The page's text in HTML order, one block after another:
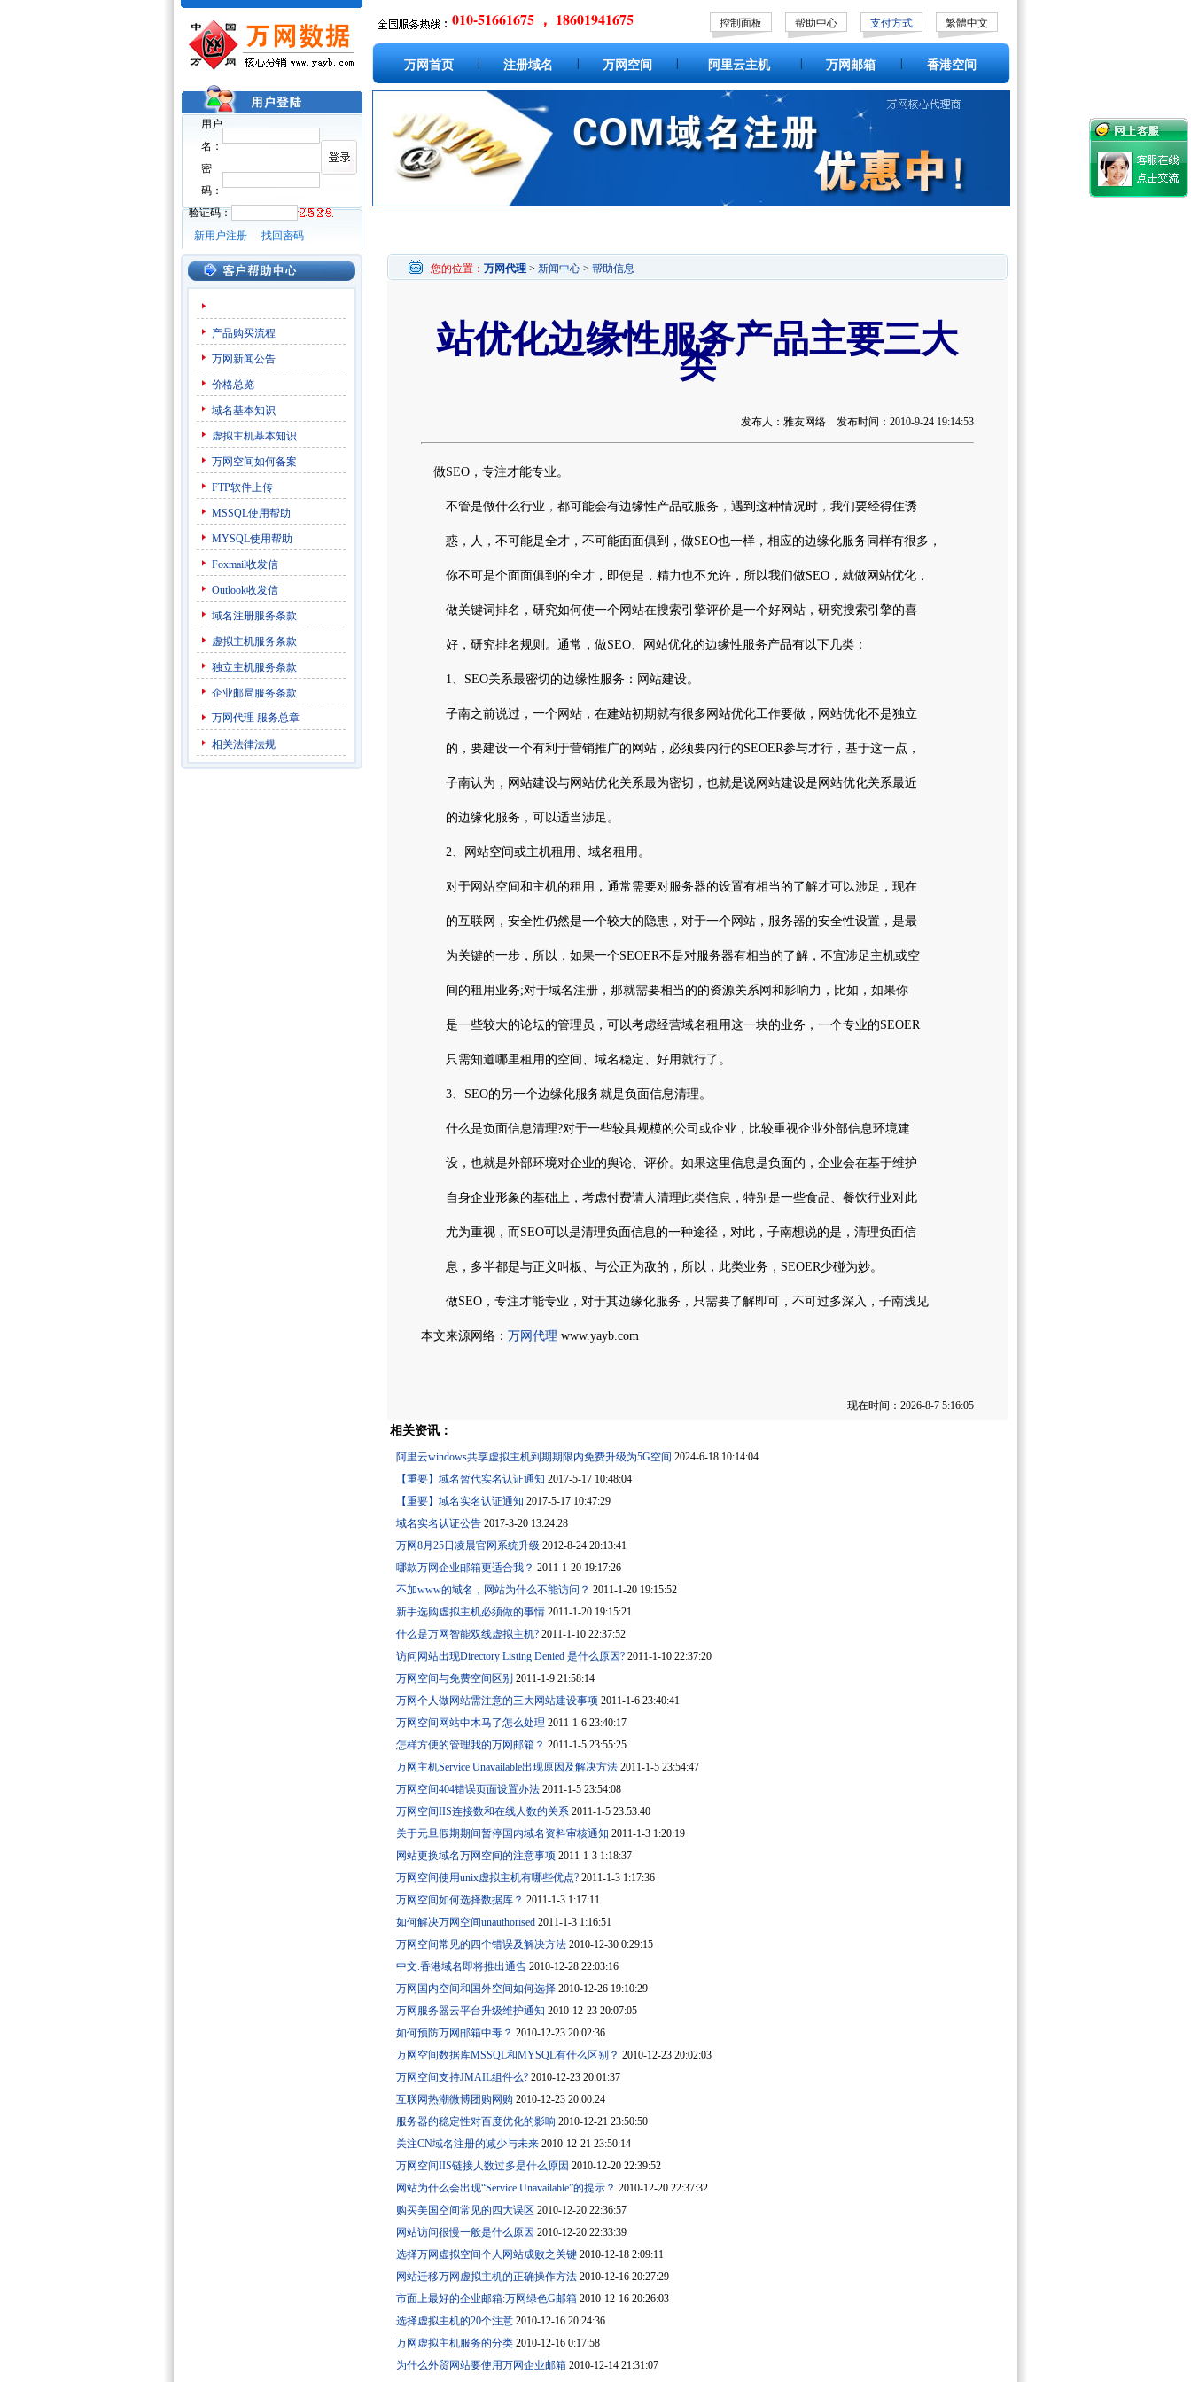
用户
名：
密
码：
验证码：
新用户注册
找回密码
010-51661675 ， 18601941675 控制面板 帮助中心 支付方式 繁體中文
万网首页 注册域名 万网空间 阿里云主机 万网邮箱 香港空间
产品购买流程
万网新闻公告
价格总览
域名基本知识
虚拟主机基本知识
万网空间如何备案
FTP软件上传
MSSQL使用帮助
MYSQL使用帮助
Foxmail收发信
Outlook收发信
域名注册服务条款
虚拟主机服务条款
独立主机服务条款
企业邮局服务条款
万网代理 服务总章
相关法律法规
您的位置： 万网代理 > 新闻中心 > 帮助信息
站优化边缘性服务产品主要三大
类
发布人：雅友网络 发布时间：2010-9-24 19:14:53
做SEO，专注才能专业。
不管是做什么行业，都可能会有边缘性产品或服务，遇到这种情况时，我们要经得住诱
惑，人，不可能是全才，不可能面面俱到，做SEO也一样，相应的边缘化服务同样有很多，
你不可是个面面俱到的全才，即使是，精力也不允许，所以我们做SEO，就做网站优化，
做关键词排名，研究如何使一个网站在搜索引擎评价是一个好网站，研究搜索引擎的喜
好，研究排名规则。通常，做SEO、网站优化的边缘性服务产品有以下几类：
1、SEO关系最密切的边缘性服务：网站建设。
子南之前说过，一个网站，在建站初期就有很多网站优化工作要做，网站优化不是独立
的，要建设一个有利于营销推广的网站，必须要内行的SEOER参与才行，基于这一点，
子南认为，网站建设与网站优化关系最为密切，也就是说网站建设是网站优化关系最近
的边缘化服务，可以适当涉足。
2、网站空间或主机租用、域名租用。
对于网站空间和主机的租用，通常需要对服务器的设置有相当的了解才可以涉足，现在
的互联网，安全性仍然是一个较大的隐患，对于一个网站，服务器的安全性设置，是最
为关键的一步，所以，如果一个SEOER不是对服务器有相当的了解，不宜涉足主机或空
间的租用业务;对于域名注册，那就需要相当的的资源关系网和影响力，比如，如果你
是一些较大的论坛的管理员，可以考虑经营域名租用这一块的业务，一个专业的SEOER
只需知道哪里租用的空间、域名稳定、好用就行了。
3、SEO的另一个边缘化服务就是负面信息清理。
什么是负面信息清理?对于一些较具规模的公司或企业，比较重视企业外部信息环境建
设，也就是外部环境对企业的舆论、评价。如果这里信息是负面的，企业会在基于维护
自身企业形象的基础上，考虑付费请人清理此类信息，特别是一些食品、餐饮行业对此
尤为重视，而SEO可以是清理负面信息的一种途径，对此，子南想说的是，清理负面信
息，多半都是与正义叫板、与公正为敌的，所以，此类业务，SEOER少碰为妙。
做SEO，专注才能专业，对于其边缘化服务，只需要了解即可，不可过多深入，子南浅见
本文来源网络： 万网代理 www.yayb.com
现在时间：2026-8-7 5:16:05
相关资讯：
阿里云windows共享虚拟主机到期期限内免费升级为5G空间 2024-6-18 10:14:04
【重要】域名暂代实名认证通知 2017-5-17 10:48:04
【重要】域名实名认证通知 2017-5-17 10:47:29
域名实名认证公告 2017-3-20 13:24:28
万网8月25日凌晨官网系统升级 2012-8-24 20:13:41
哪款万网企业邮箱更适合我？ 2011-1-20 19:17:26
不加www的域名，网站为什么不能访问？ 2011-1-20 19:15:52
新手选购虚拟主机必须做的事情 2011-1-20 19:15:21
什么是万网智能双线虚拟主机? 2011-1-10 22:37:52
访问网站出现Directory Listing Denied 是什么原因? 2011-1-10 22:37:20
万网空间与免费空间区别 2011-1-9 21:58:14
万网个人做网站需注意的三大网站建设事项 2011-1-6 23:40:41
万网空间网站中木马了怎么处理 2011-1-6 23:40:17
怎样方便的管理我的万网邮箱？ 2011-1-5 23:55:25
万网主机Service Unavailable出现原因及解决方法 2011-1-5 23:54:47
万网空间404错误页面设置办法 2011-1-5 23:54:08
万网空间IIS连接数和在线人数的关系 2011-1-5 23:53:40
关于元旦假期期间暂停国内域名资料审核通知 2011-1-3 1:20:19
网站更换域名万网空间的注意事项 2011-1-3 1:18:37
万网空间使用unix虚拟主机有哪些优点? 2011-1-3 1:17:36
万网空间如何选择数据库？ 2011-1-3 1:17:11
如何解决万网空间unauthorised 2011-1-3 1:16:51
万网空间常见的四个错误及解决方法 2010-12-30 0:29:15
中文.香港域名即将推出通告 2010-12-28 22:03:16
万网国内空间和国外空间如何选择 2010-12-26 19:10:29
万网服务器云平台升级维护通知 2010-12-23 20:07:05
如何预防万网邮箱中毒？ 2010-12-23 20:02:36
万网空间数据库MSSQL和MYSQL有什么区别？ 2010-12-23 20:02:03
万网空间支持JMAIL组件么? 2010-12-23 20:01:37
互联网热潮微博团购网购 2010-12-23 20:00:24
服务器的稳定性对百度优化的影响 2010-12-21 23:50:50
关注CN域名注册的减少与未来 2010-12-21 23:50:14
万网空间IIS链接人数过多是什么原因 2010-12-20 22:39:52
网站为什么会出现“Service Unavailable”的提示？ 2010-12-20 22:37:32
购买美国空间常见的四大误区 2010-12-20 22:36:57
网站访问很慢一般是什么原因 2010-12-20 22:33:39
选择万网虚拟空间个人网站成败之关键 2010-12-18 2:09:11
网站迁移万网虚拟主机的正确操作方法 2010-12-16 20:27:29
市面上最好的企业邮箱:万网绿色G邮箱 2010-12-16 20:26:03
选择虚拟主机的20个注意 2010-12-16 20:24:36
万网虚拟主机服务的分类 2010-12-16 0:17:58
为什么外贸网站要使用万网企业邮箱 2010-12-14 21:31:07